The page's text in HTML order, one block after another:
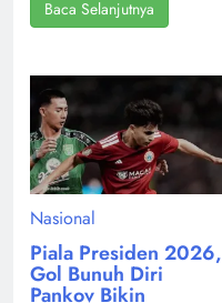
Baca Selanjutnya
Nasional
Piala Presiden 2026,
Gol Bunuh Diri
Pankov Bikin